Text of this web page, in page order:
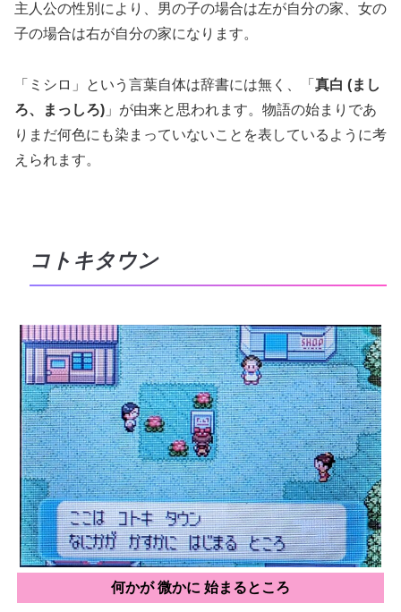
主人公の性別により、男の子の場合は左が自分の家、女の
子の場合は右が自分の家になります。
「ミシロ」という言葉自体は辞書には無く、「 真白 (まし
ろ、まっしろ) 」が由来と思われます。物語の始まりであ
りまだ何色にも染まっていないことを表しているように考
えられます。
コトキタウン
何かが 微かに 始まるところ